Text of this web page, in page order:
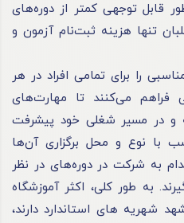
قابل توجهی کمتر از دوره‌های
تنها هزینه ثبت‌نام آزمون و
را برای تمامی افراد در هر
می‌کنند تا مهارت‌های
و در مسیر شغلی خود پیشرفت
با نوع و محل برگزاری آن‌ها
به شرکت در دوره‌های در نظر
به طور کلی، اکثر آموزشگاه
های استاندارد دارند،